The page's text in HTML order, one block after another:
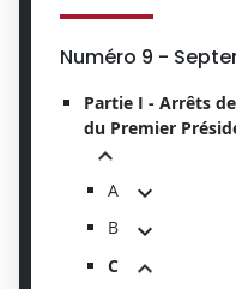
Numéro 9 -
Partie I - Arrêts
du Premier
A
B
C